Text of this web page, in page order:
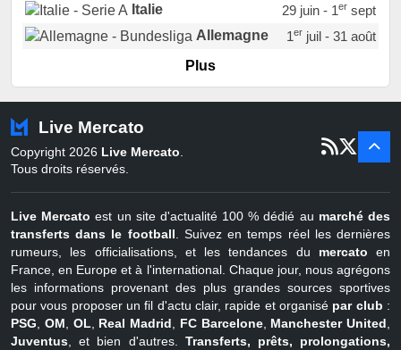
Italie
29 juin - 1ersept
Allemagne
1erjuil - 31 août
Portugal
Pays-Bas
22 juin - 2 sept
Belgique
juil - 31
Plus
Live Mercato
Copyright 2026 Live Mercato.
Tous droits réservés.
Live Mercato est un site d'actualité 100 % dédié au marché des
transferts dans le football. Suivez en temps réel les dernières
rumeurs, les officialisations, et les tendances du mercato en
France, en Europe et à l'international. Chaque jour, nous agrégons
les informations provenant des plus grandes sources sportives
pour vous proposer un fil d'actu clair, rapide et organisé par club :
PSG, OM, OL, Real Madrid, FC Barcelone, Manchester United,
Juventus, et bien d'autres. Transferts, prêts, prolongations,